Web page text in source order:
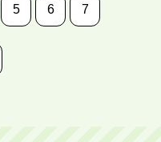
5 6 7